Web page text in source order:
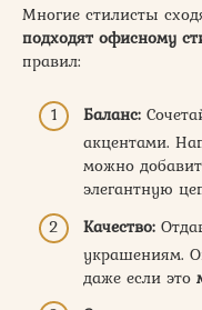
Многие стилисты
подходят офисному
правил:
Баланс:
акцентами.
можно
элегантную
Качество:
украшениям.
даже если это